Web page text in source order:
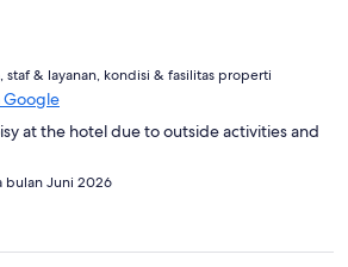
staf & layanan, kondisi & fasilitas properti
Google
at the hotel due to outside activities and
bulan Juni 2026